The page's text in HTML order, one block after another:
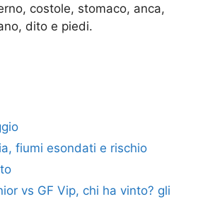
costole, stomaco, anca,
dito e piedi.
fiumi esondati e rischio
vs GF Vip, chi ha vinto? gli